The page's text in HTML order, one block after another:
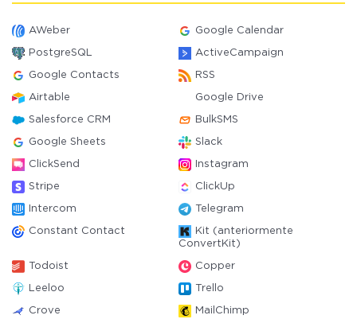
AWeber Google Calendar
PostgreSQL ActiveCampaign
Google Contacts RSS
Airtable Google Drive
Salesforce CRM BulkSMS
Google Sheets Slack
ClickSend Instagram
Stripe ClickUp
Intercom Telegram
Constant Contact
Kit (anteriormente
ConvertKit)
Todoist Copper
Leeloo Trello
Crove MailChimp